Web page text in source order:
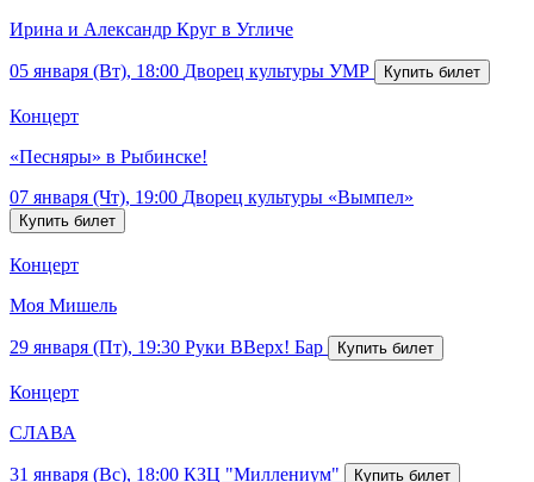
Ирина и Александр Круг в Угличе
05 января (Вт), 18:00 Дворец культуры УМР
Концерт
«Песняры» в Рыбинске!
07 января (Чт), 19:00 Дворец культуры «Вымпел»
Концерт
Моя Мишель
29 января (Пт), 19:30 Руки ВВерх! Бар
Концерт
СЛАВА
31 января (Вс), 18:00 КЗЦ "Миллениум"